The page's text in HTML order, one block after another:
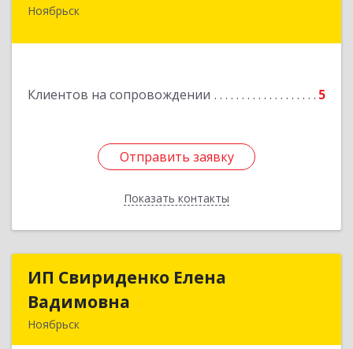
Ноябрьск
Клиентов на сопровождении 5
Отправить заявку
Показать контакты
629804, Ямало-Ненецкий АО, Ноябрьск г, 60 лет
Отправить заявку
Назад
ИП Свириденко Елена
Вадимовна
Ноябрьск
ИП Свириденко Елена